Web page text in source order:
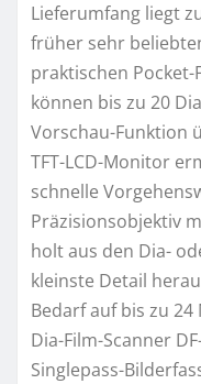
Lieferumfang liegt
früher sehr
praktischen Pocket-
können bis zu 20
Vorschau-Funktion
TFT-LCD-Monitor
schnelle
Präzisionsobjektiv
holt aus den Dia-
kleinste Detail
Bedarf auf bis zu
Dia-Film-Scanner
Singlepass-